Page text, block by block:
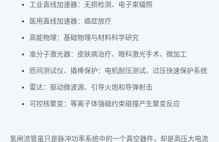
工业直线加速器：无损检测、电子束辐照
医用直线加速器：癌症放疗
高能物理：基础物理与材料科学研究
准分子激光器：皮肤病治疗、眼科激光手术、微加工
匝间测试仪、撬棒保护：电机耐压测试、过压快速保护系统
雷达：驱动微波源、引导火炮和导弹射击
可控核聚变：等离子体强磁约束碰撞产生聚变反应
氢闸流管虽只是脉冲功率系统中的一个真空器件，却是高压大电流